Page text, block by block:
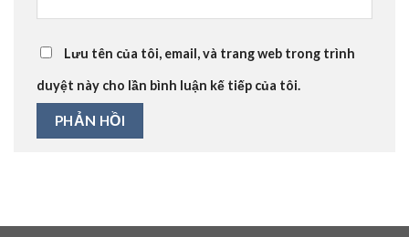
Lưu tên của tôi, email, và trang web trong trình
duyệt này cho lần bình luận kế tiếp của tôi.